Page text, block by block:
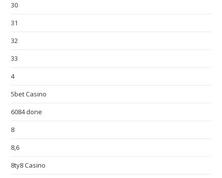
30
31
32
33
4
5bet Casino
6084 done
8
8,6
8ty8 Casino